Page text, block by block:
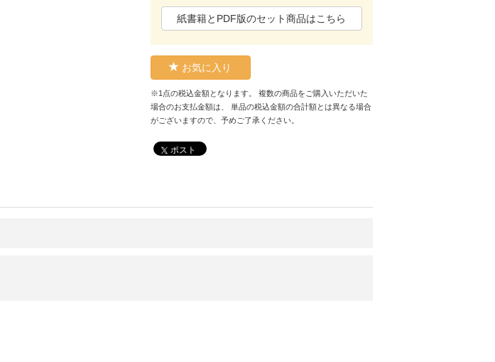
紙書籍とPDF版のセット商品はこちら
お気に入り
※1点の税込金額となります。 複数の商品をご購入いただいた
場合のお支払金額は、 単品の税込金額の合計額とは異なる場合
がございますので、予めご了承ください。
ポスト